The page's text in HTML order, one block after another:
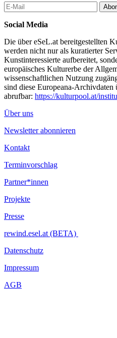
Social Media
Die über eSeL.at bereitgestellten
werden nicht nur als kuratierter
Kunstinteressierte aufbereitet,
europäisches Kulturerbe der
wissenschaftlichen Nutzung
sind diese Europeana-
abrufbar: https://kulturpool.at/
Über uns
Newsletter abonnieren
Kontakt
Terminvorschlag
Partner*innen
Projekte
Presse
rewind.esel.at (BETA)
Datenschutz
Impressum
AGB